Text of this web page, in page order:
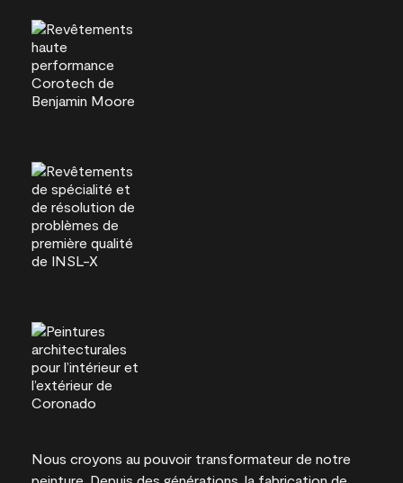
Nous croyons au pouvoir transformateur de notre
peinture. Depuis des générations, la fabrication de